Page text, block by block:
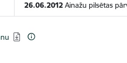
26.06.2012 Ainažu pilsētas